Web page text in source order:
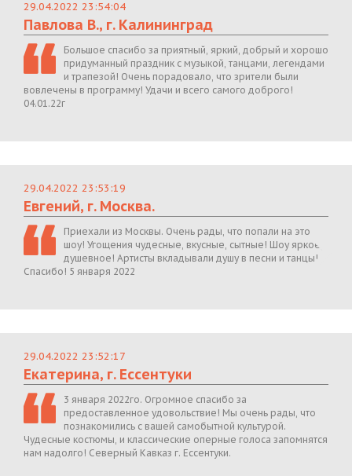
29.04.2022 23:54:04
Павлова В., г. Калининград
Большое спасибо за приятный, яркий, добрый и хорошо
придуманный праздник с музыкой, танцами, легендами
и трапезой! Очень порадовало, что зрители были
вовлечены в программу! Удачи и всего самого доброго!
04.01.22г
29.04.2022 23:53:19
Евгений, г. Москва.
Приехали из Москвы. Очень рады, что попали на это
шоу! Угощения чудесные, вкусные, сытные! Шоу яркое,
душевное! Артисты вкладывали душу в песни и танцы!
Спасибо! 5 января 2022
29.04.2022 23:52:17
Екатерина, г. Ессентуки
3 января 2022го. Огромное спасибо за
предоставленное удовольствие! Мы очень рады, что
познакомились с вашей самобытной культурой.
Чудесные костюмы, и классические оперные голоса запомнятся
нам надолго! Северный Кавказ г. Ессентуки.